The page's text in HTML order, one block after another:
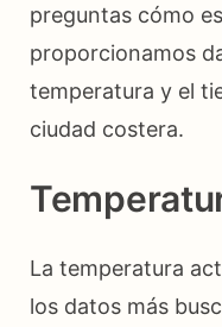
preguntas cómo
proporcionamos
temperatura y el
ciudad costera.
La temperatura
los datos más